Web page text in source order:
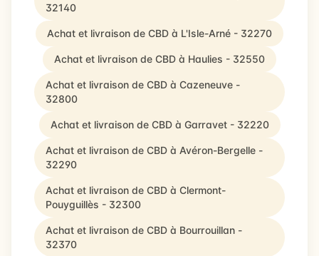
32140
Achat et livraison de CBD à L'Isle-Arné - 32270
Achat et livraison de CBD à Haulies - 32550
Achat et livraison de CBD à Cazeneuve -
32800
Achat et livraison de CBD à Garravet - 32220
Achat et livraison de CBD à Avéron-Bergelle -
32290
Achat et livraison de CBD à Clermont-
Pouyguillès - 32300
Achat et livraison de CBD à Bourrouillan -
32370